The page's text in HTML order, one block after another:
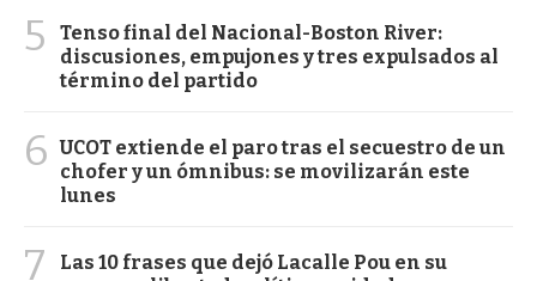
5
Tenso final del Nacional-Boston River:
discusiones, empujones y tres expulsados al
término del partido
6 UCOT extiende el paro tras el secuestro de un
chofer y un ómnibus: se movilizarán este
lunes
7
Las 10 frases que dejó Lacalle Pou en su